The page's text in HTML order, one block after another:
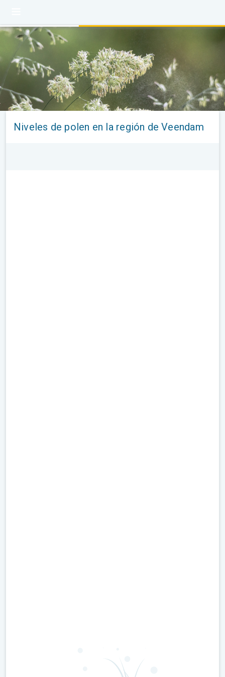
Niveles de polen en la región de Veendam